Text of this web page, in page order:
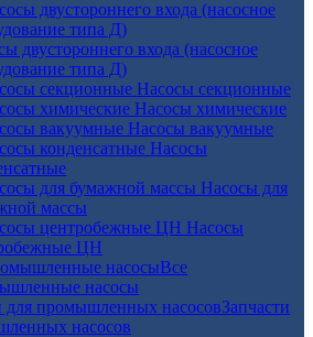
двустороннего входа (насосное
типа Д)
Насосы секционные
Насосы химические
Насосы вакуумные
Насосы
Насосы для
массы
Насосы
ЦН
Все
насосы
Запчасти
насосов